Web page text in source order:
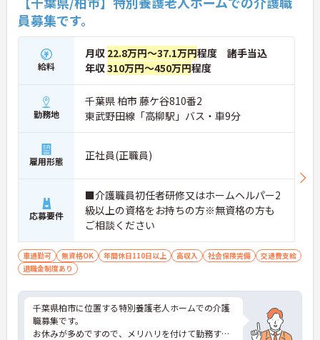
員募集です。
給料
月収 22.8万円～37.1万円程度 諸手当込
年収310万円～450万円程度
勤務地
千葉県 柏市 藤ケ谷810番2
東武野田線「高柳駅」バス・車9分
雇用形態 正社員(正職員)
応募要件
■介護職員初任者研修又はホームヘルパー2
級以上の資格をお持ちの方※無資格の方も
ご相談ください
車通勤可 無資格OK 年間休日110日以上 高収入 社会保険完備
交通費支給
退職金制度あり
千葉県柏市に位置する特別養護老人ホームでの介護
職募集です。
お休みが多めですので、メリハリを付けて勤務する